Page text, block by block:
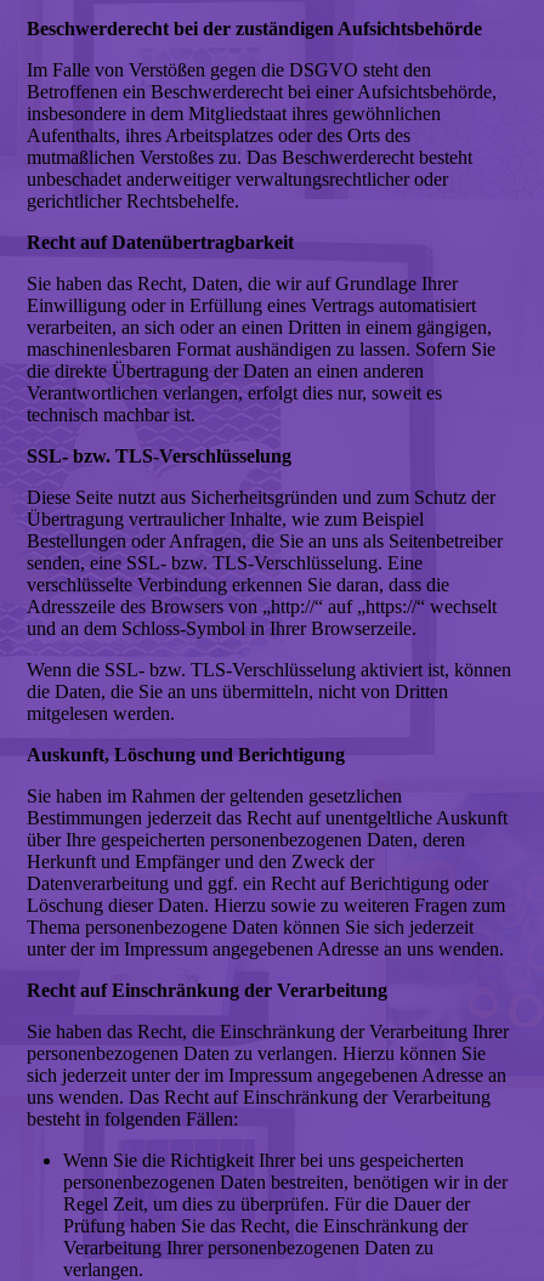
Beschwerderecht bei der zuständigen Aufsichtsbehörde
Im Falle von Verstößen gegen die DSGVO steht den
Betroffenen ein Beschwerderecht bei einer Aufsichtsbehörde,
insbesondere in dem Mitgliedstaat ihres gewöhnlichen
Aufenthalts, ihres Arbeitsplatzes oder des Orts des
mutmaßlichen Verstoßes zu. Das Beschwerderecht besteht
unbeschadet anderweitiger verwaltungsrechtlicher oder
gerichtlicher Rechtsbehelfe.
Recht auf Datenübertragbarkeit
Sie haben das Recht, Daten, die wir auf Grundlage Ihrer
Einwilligung oder in Erfüllung eines Vertrags automatisiert
verarbeiten, an sich oder an einen Dritten in einem gängigen,
maschinenlesbaren Format aushändigen zu lassen. Sofern Sie
die direkte Übertragung der Daten an einen anderen
Verantwortlichen verlangen, erfolgt dies nur, soweit es
technisch machbar ist.
SSL- bzw. TLS-Verschlüsselung
Diese Seite nutzt aus Sicherheitsgründen und zum Schutz der
Übertragung vertraulicher Inhalte, wie zum Beispiel
Bestellungen oder Anfragen, die Sie an uns als Seitenbetreiber
senden, eine SSL- bzw. TLS-Verschlüsselung. Eine
verschlüsselte Verbindung erkennen Sie daran, dass die
Adresszeile des Browsers von „http://“ auf „https://“ wechselt
und an dem Schloss-Symbol in Ihrer Browserzeile.
Wenn die SSL- bzw. TLS-Verschlüsselung aktiviert ist, können
die Daten, die Sie an uns übermitteln, nicht von Dritten
mitgelesen werden.
Auskunft, Löschung und Berichtigung
Sie haben im Rahmen der geltenden gesetzlichen
Bestimmungen jederzeit das Recht auf unentgeltliche Auskunft
über Ihre gespeicherten personenbezogenen Daten, deren
Herkunft und Empfänger und den Zweck der
Datenverarbeitung und ggf. ein Recht auf Berichtigung oder
Löschung dieser Daten. Hierzu sowie zu weiteren Fragen zum
Thema personenbezogene Daten können Sie sich jederzeit
unter der im Impressum angegebenen Adresse an uns wenden.
Recht auf Einschränkung der Verarbeitung
Sie haben das Recht, die Einschränkung der Verarbeitung Ihrer
personenbezogenen Daten zu verlangen. Hierzu können Sie
sich jederzeit unter der im Impressum angegebenen Adresse an
uns wenden. Das Recht auf Einschränkung der Verarbeitung
besteht in folgenden Fällen:
Wenn Sie die Richtigkeit Ihrer bei uns gespeicherten
personenbezogenen Daten bestreiten, benötigen wir in der
Regel Zeit, um dies zu überprüfen. Für die Dauer der
Prüfung haben Sie das Recht, die Einschränkung der
Verarbeitung Ihrer personenbezogenen Daten zu
verlangen.